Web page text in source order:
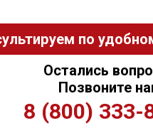
по
Остались
Позвоните
8 (800) 333-